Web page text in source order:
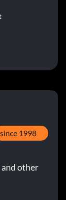
since 1998
other